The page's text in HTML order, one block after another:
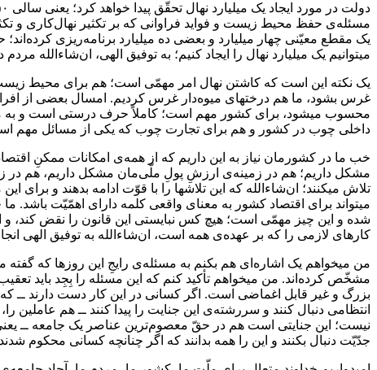
مسئله‌ی حفظ محیط زیست و فواید فراوانی که بر تکثیر نهال‌کاری
میتوانیم یک میلیارد نهال را ایجاد کنیم؛ به توفیق الهی، ان‌شاءالله
یک نکته این است که کاشتن نهال امر مهمّی است؛ هم برای محیط
غرس بشود، ما هم درختهای میوه‌دار غرس کردیم. امسال بعضی از
محسوب میشود، برای کشور مهم است؛ کاملاً حرف درستی است و به
داخلی چوب در کشور و هم برای تجارت چوب که یکی از مسائل مهم
خب ما در کشورمان نیاز به این داریم که از همه‌ی امکانات ممکنِ
مشکل داریم؛ هم در زمینه‌ی ارزشِ پولِ ملّی‌مان مشکل داریم، هم در
تلاش میکنند؛ ان‌شاءالله که این تلاشها را با قوّت ادامه بدهند و
میتواند برای اقتصاد کشور به معنای واقعی کلمه دارای اهمّیّت
شده و این چیز مهمّی است؛ هیچ کس نبایستی این قانون را نقض کند، و
کارهای لازمی را که بر عهده‌ی همه است، ان‌شاءالله به توفیق الهی
مشخّص کرده‌اند. من میخواهم تأکید کنم که این مسئله را بِجِد باید
بزرگ و غیر قابل اغماضی است. اگر کسانی در این کار دست دارند ــ
انتظامی دنبال کنند و سررشته‌ی این جنایت را پیدا کنند ــ هم
نیست؛ این جنایتی است هم در حقّ معصوم‌ترین عناصر یک جامعه ــ
جدّیّت دنبال بکنند و این را همه بدانند که اگر چنانچه کسانی محکوم